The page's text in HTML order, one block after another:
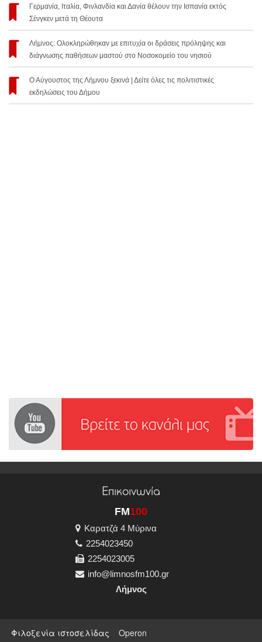
Γερμανία, Ιταλία, Φινλανδία και Δανία θέλουν την Ισπανία εκτός
Σένγκεν μετά τη Θέουτα
Λήμνος: Ολοκληρώθηκαν με επιτυχία οι δράσεις πρόληψης και
διάγνωσης παθήσεων μαστού στο Νοσοκομείο του νησιού
Ο Αύγουστος της Λήμνου ξεκινά | Δείτε όλες τις πολιτιστικές
εκδηλώσεις του Δήμου
Επικοινωνία
FM100
Καρατζά 4 Μύρινα
2254023450
2254023005
info@limnosfm100.gr
Λήμνος
Φιλοξενία ιστοσελίδας Operon